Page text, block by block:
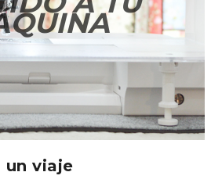
un viaje